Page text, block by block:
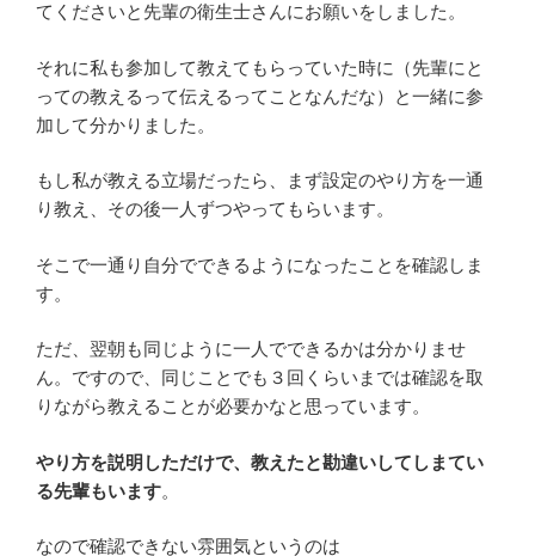
てくださいと先輩の衛生士さんにお願いをしました。
それに私も参加して教えてもらっていた時に（先輩にと
っての教えるって伝えるってことなんだな）と一緒に参
加して分かりました。
もし私が教える立場だったら、まず設定のやり方を一通
り教え、その後一人ずつやってもらいます。
そこで一通り自分でできるようになったことを確認しま
す。
ただ、翌朝も同じように一人でできるかは分かりませ
ん。ですので、同じことでも３回くらいまでは確認を取
りながら教えることが必要かなと思っています。
やり方を説明しただけで、教えたと勘違いしてしまてい
る先輩もいます。
なので確認できない雰囲気というのは